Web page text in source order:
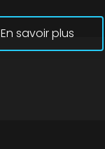
En savoir plus